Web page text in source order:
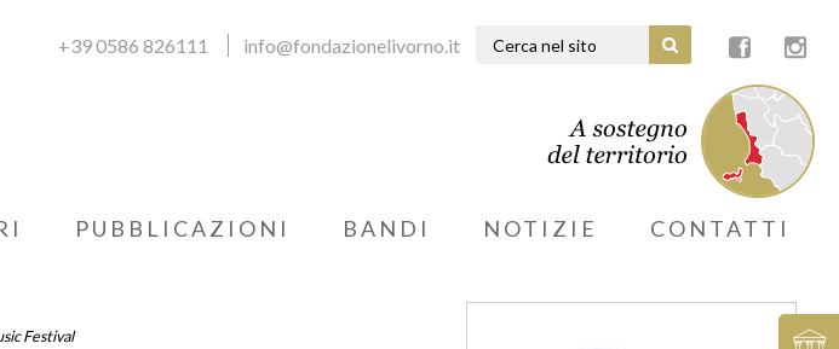
+39 0586 826111 info@fondazionelivorno.it
PUBBLICAZIONI BANDI NOTIZIE CONTATTI
Festival